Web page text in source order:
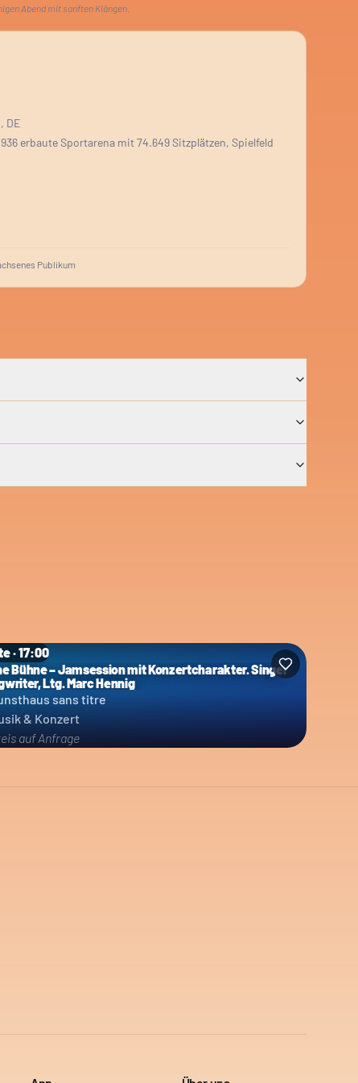
Abend mit sanften Klängen.
DE
erbaute Sportarena mit 74.649 Sitzplätzen, Spielfeld
Publikum
· 17:00
Bühne – Jamsession mit Konzertcharakter. Singer
Ltg. Marc Hennig
sans titre
& Konzert
auf Anfrage